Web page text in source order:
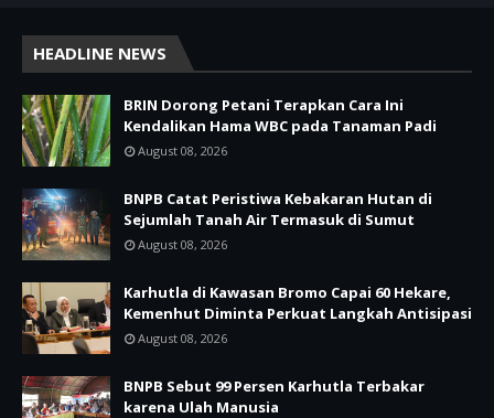
HEADLINE NEWS
BRIN Dorong Petani Terapkan Cara Ini
Kendalikan Hama WBC pada Tanaman Padi
August 08, 2026
BNPB Catat Peristiwa Kebakaran Hutan di
Sejumlah Tanah Air Termasuk di Sumut
August 08, 2026
Karhutla di Kawasan Bromo Capai 60 Hekare,
Kemenhut Diminta Perkuat Langkah Antisipasi
August 08, 2026
BNPB Sebut 99 Persen Karhutla Terbakar
karena Ulah Manusia